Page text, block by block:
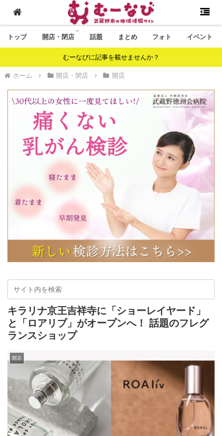
トップ 開店・閉店 話題 まとめ フォト イベント
むーなびに記事を載せませんか？
ホーム 開店・閉店 開店
キラリナ京王吉祥寺に「ショーレイヤード」
と「ロアリブ」がオープンへ！ 話題のフレグ
ランスショップ
開店